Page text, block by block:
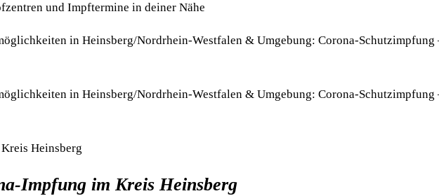
und Impftermine in deiner Nähe
in Heinsberg/Nordrhein-Westfalen & Umgebung: Corona-Schutzimpfung
in Heinsberg/Nordrhein-Westfalen & Umgebung: Corona-Schutzimpfung
Heinsberg
Impfung im Kreis Heinsberg